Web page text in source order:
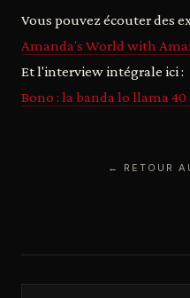
Vous pouvez écouter des
Amanda's World with
Et l'interview intégrale ici :
Bono : la banda lo llama
← RETOUR